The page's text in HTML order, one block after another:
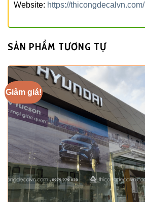
Website: https://thicongdecalvn.com/
SẢN PHẨM TƯƠNG TỰ
Giảm giá!